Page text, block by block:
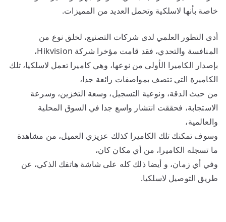
خاصة بأنها لاسلكية وتحمل العديد من المميزات.
أدى التطور العلمي لدى شركات التصنيع، لخلق نوع من
المنافسة والتحدي، فقد قامت مؤخرا شركة Hikvision،
بإصدار الكاميرا الأولى من نوعها، وهي كاميرا تعمل لاسلكيا، تلك
الكاميرة التي تتصف بمواصفات رائعة جدا،
من حيث الدقة، ونوعية التسجيل، وسعة التخزين، وسرعة
الاستجابة، فحققت انتشار واسع جدا في السوق المحلية
والعالمية،
وسوف تمكنك تلك الكاميرا كذلك عزيزي العميل، من مشاهدة
ما تسجله الكاميرا، من أي مكان كان،
وفي أي زمان، و أيضا ذلك كله على شاشة هاتفك الذكي، عن
طريق التوصيل لاسلكيا.